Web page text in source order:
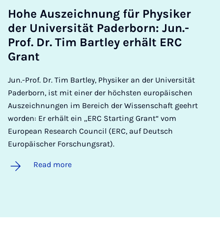
Hohe Aus­zeich­nung für Physiker
der Uni­versität Pader­born: Jun.-
Prof. Dr. Tim Bartley er­hält ERC
Grant
Jun.-Prof. Dr. Tim Bartley, Physiker an der Universität
Paderborn, ist mit einer der höchsten europäischen
Auszeichnungen im Bereich der Wissenschaft geehrt
worden: Er erhält ein „ERC Starting Grant“ vom
European Research Council (ERC, auf Deutsch
Europäischer Forschungsrat).
Read more